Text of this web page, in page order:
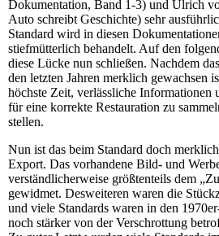
Dokumentation, Band 1-3) und Ulrich
Auto schreibt Geschichte) sehr
Standard wird in diesen
stiefmütterlich behandelt. Auf den
diese Lücke nun schließen. Nachdem
den letzten Jahren merklich gewachsen
höchste Zeit, verlässliche Informationen
für eine korrekte Restauration zu
stellen.
Nun ist das beim Standard doch
Export. Das vorhandene Bild- und
verständlicherweise größtenteils dem
gewidmet. Desweiteren waren die
und viele Standards waren in den
noch stärker von der Verschrottung